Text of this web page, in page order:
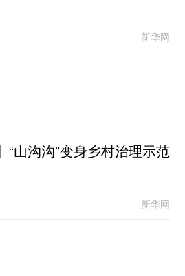
新华网
“山沟沟”变身乡村治理示范
新华网